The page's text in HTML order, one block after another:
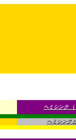
ヘミシンク （
へミシンク